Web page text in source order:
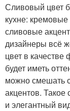
Сливовый цвет
кухне:
сливовые
дизайнеры всё
цвет в
будет иметь
можно смешать
акцентов. Такое
и элегантный